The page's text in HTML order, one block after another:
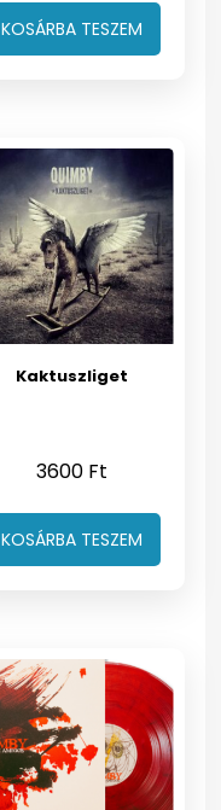
KOSÁRBA TESZEM
Kaktuszliget
3600 Ft
KOSÁRBA TESZEM